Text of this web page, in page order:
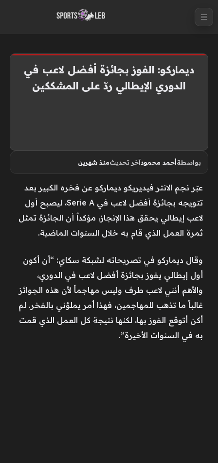
ديماركو: الفوز بجائزة أفضل لاعب في
الدوري الإيطالي ردّ على المشككين
بواسطةأحمد محمودآخر تحديثمنذ شهرين
عبّر نجم ​الانتر​ ​فيديريكو ديماركو​ عن فخره الكبير بعد
تتويجه بجائزة أفضل لاعب في Serie A، ليصبح أول
لاعب إيطالي يحقق هذا الإنجاز، مؤكداً أن الجائزة تمثل
ثمرة العمل الذي قام به خلال السنوات الماضية.
وقال ديماركو في تصريحاته لشبكة سكاي: “أن أكون
أول إيطالي يفوز بجائزة أفضل لاعب في الدوري،
والأهم أنني لاعب طرف وليس مهاجماً لأن هذه الجوائز
غالباً ما تذهب للمهاجمين، فهذا أمر يملؤني بالفخر. لم
أكن أتوقع الفوز بها، لكنها نتيجة كل العمل الذي قمت
به في السنوات الأخيرة”.